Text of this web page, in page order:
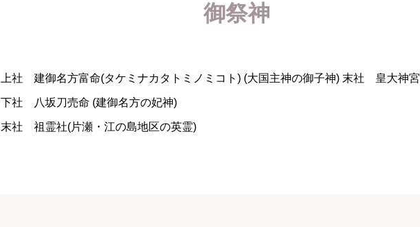
御祭神
上社 建御名方富命(タケミナカタトミノミコト) (大国主神の御子神) 末社 皇大神宮
下社 八坂刀売命 (建御名方の妃神)
末社 祖霊社(片瀬・江の島地区の英霊)